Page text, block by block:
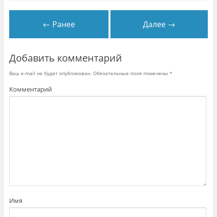
к
е
← Ранее Далее →
Добавить комментарий
Ваш e-mail не будет опубликован. Обязательные поля помечены *
Комментарий
Имя